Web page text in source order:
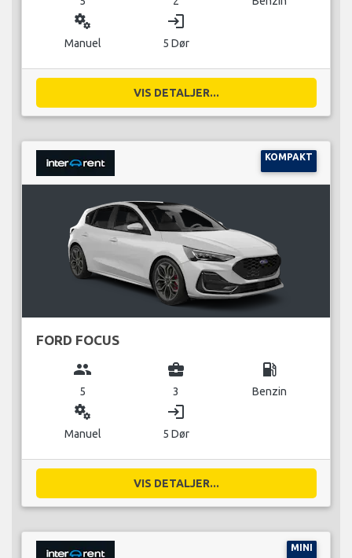
miscellaneous_services
Manuel
login
5 Dør
VIS DETALJER...
KOMPAKT
FORD FOCUS
group
5
business_center
3
local_gas_station
Benzin
miscellaneous_services
Manuel
login
5 Dør
VIS DETALJER...
MINI